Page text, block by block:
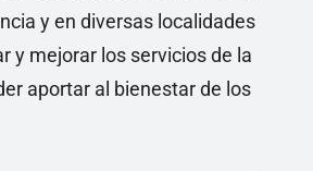
y en diversas localidades
y mejorar los servicios de la
aportar al bienestar de los